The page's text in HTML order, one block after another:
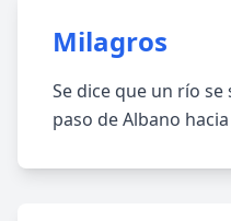
Milagros
Se dice que un río
paso de Albano